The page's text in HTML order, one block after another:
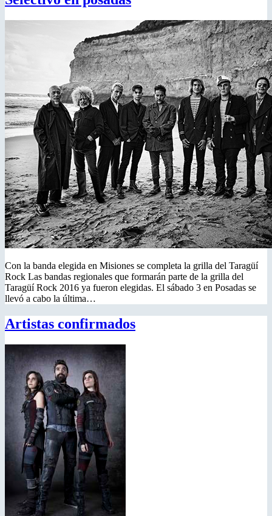
Con la banda elegida en Misiones se completa la grilla del Taragüí
Rock Las bandas regionales que formarán parte de la grilla del
Taragüí Rock 2016 ya fueron elegidas. El sábado 3 en Posadas se
llevó a cabo la última…
Artistas confirmados